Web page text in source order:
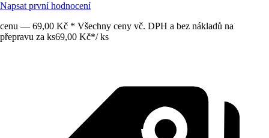
Napsat první hodnocení
cenu — 69,00 Kč * Všechny ceny vč. DPH a bez nákladů na
přepravu za ks69,00 Kč*/ ks